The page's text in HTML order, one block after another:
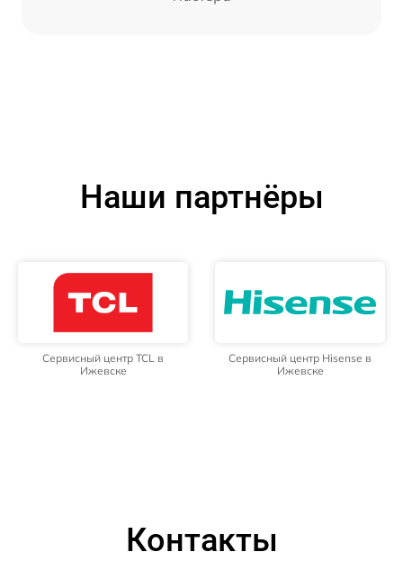
Наши партнёры
Сервисный центр TCL в
Ижевске
Сервисный центр Hisense в
Ижевске
Контакты